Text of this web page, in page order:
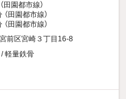
田園都市線）
（田園都市線）
（田園都市線）
前区宮崎３丁目16-8
軽量鉄骨